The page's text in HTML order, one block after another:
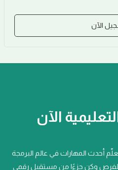
الآن
الآن
أحدث المهارات في عالم البرمجة
الفرص وكن جزءًا من مستقبل رقمي